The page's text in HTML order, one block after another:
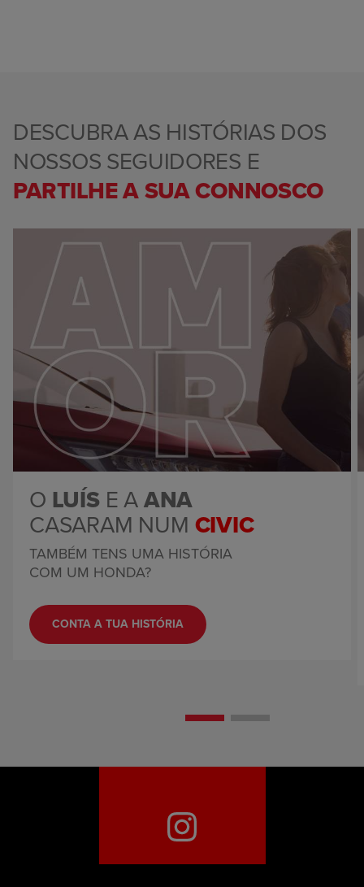
DESCUBRA AS HISTÓRIAS DOS
NOSSOS SEGUIDORES E
PARTILHE A SUA CONNOSCO
O LUÍSE A ANA
CASARAM NUM CIVIC
TAMBÉM TENS UMA HISTÓRIA
COM UM HONDA?
CONTA A TUA HISTÓRIA